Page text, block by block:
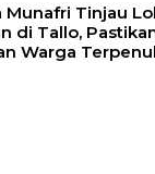
Munafri Tinjau
di Tallo,
Warga